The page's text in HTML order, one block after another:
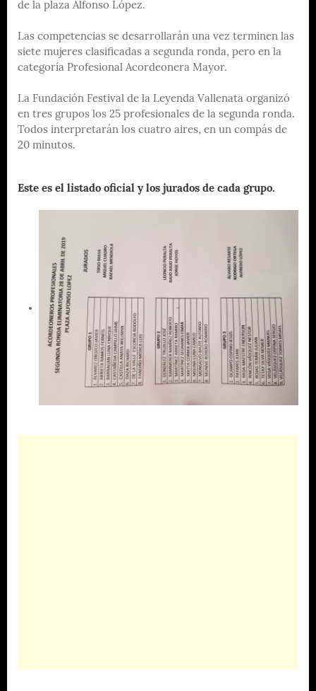
de la plaza Alfonso López.
Las competencias se desarrollarán una vez terminen las
siete mujeres clasificadas a segunda ronda, pero en la
categoría Profesional Acordeonera Mayor.
La Fundación Festival de la Leyenda Vallenata organizó
en tres grupos los 25 profesionales de la segunda ronda.
Todos interpretarán los cuatro aires, en un compás de
20 minutos.
Este es el listado oficial y los jurados de cada grupo.